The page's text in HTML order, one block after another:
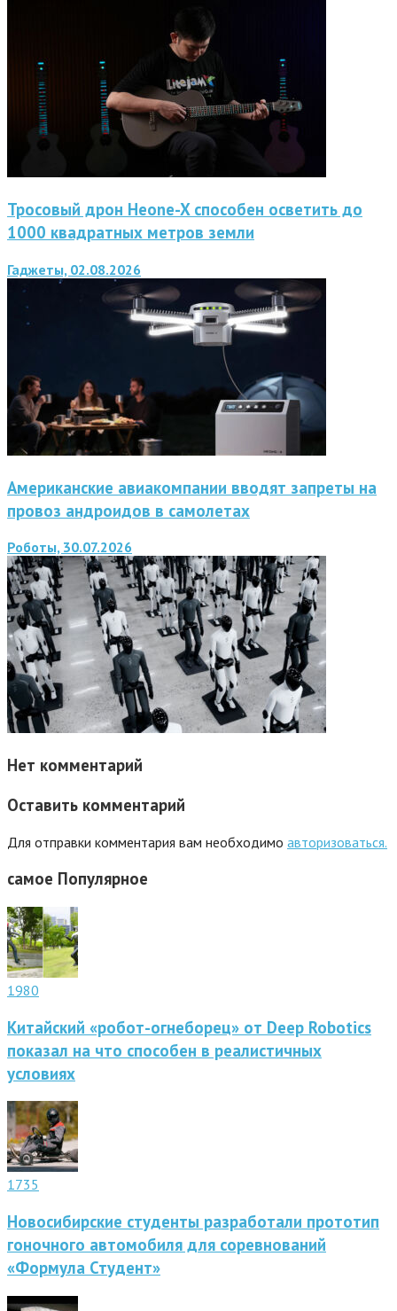
Тросовый дрон Heone-X способен осветить до
1000 квадратных метров земли
Гаджеты, 02.08.2026
Американские авиакомпании вводят запреты на
провоз андроидов в самолетах
Роботы, 30.07.2026
Нет комментарий
Оставить комментарий
Для отправки комментария вам необходимо авторизоваться.
самое Популярное
1980
Китайский «робот-огнеборец» от Deep Robotics
показал на что способен в реалистичных
условиях
1735
Новосибирские студенты разработали прототип
гоночного автомобиля для соревнований
«Формула Студент»